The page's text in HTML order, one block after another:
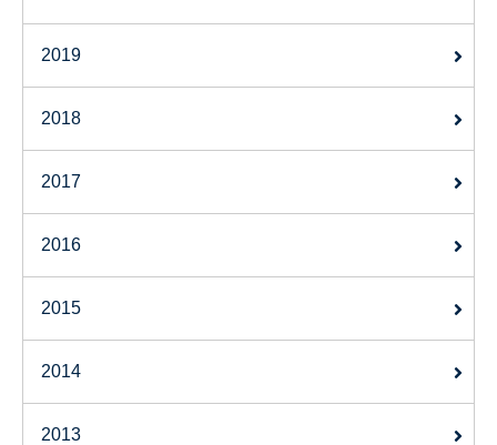
2019
2018
2017
2016
2015
2014
2013